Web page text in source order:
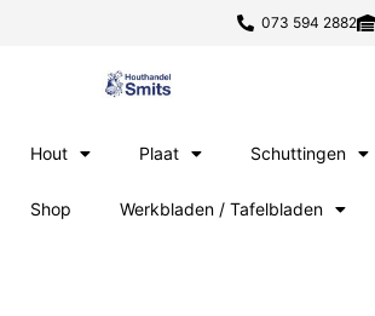
073 594 2882
Hout Plaat Schuttingen
Shop Werkbladen / Tafelbladen